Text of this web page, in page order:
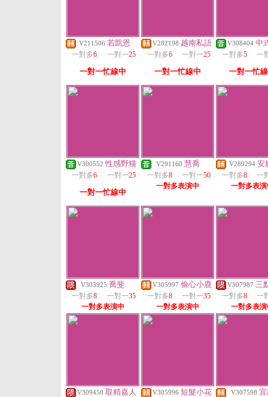
V211506 若凱恩
一對多6 一對一25
一對一忙線中
V282198 越南私語
一對多6 一對一25
一對一忙線中
V308404 中
一對多5 一
一對一忙
V300552 性感野猫
一對多6 一對一25
一對一忙線中
V291160 慧喬
一對多8 一對一50
一對多表演中
V289294 安
一對多8
一
一對多表
V303925 喬斐
一對多8 一對一35
一對多表演中
V305997 偷心小鹿
一對多8 一對一35
一對多表演中
V307987 三
一對多8
一
一對多表
V309450 取精嘉人 V305996 短髮小花 V307598